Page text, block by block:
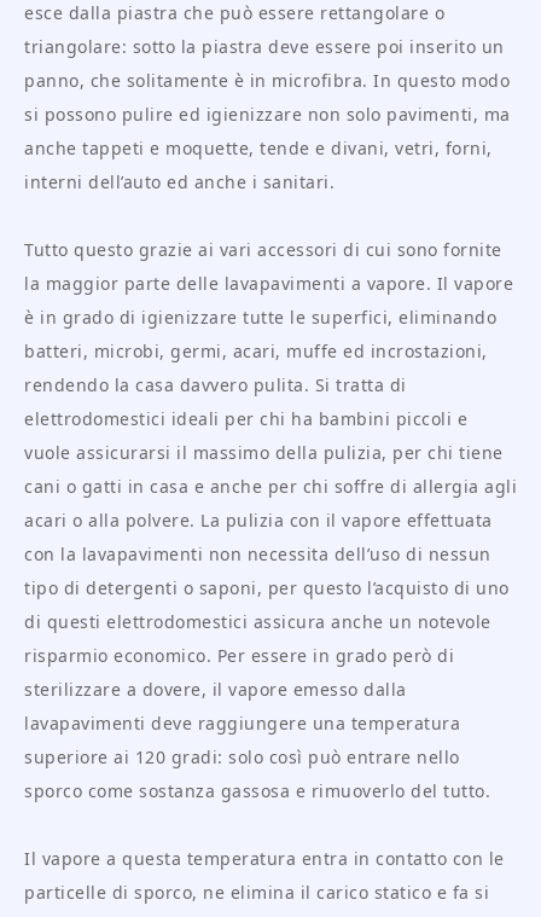
esce dalla piastra che può essere rettangolare o
triangolare: sotto la piastra deve essere poi inserito un
panno, che solitamente è in microfibra. In questo modo
si possono pulire ed igienizzare non solo pavimenti, ma
anche tappeti e moquette, tende e divani, vetri, forni,
interni dell’auto ed anche i sanitari.
Tutto questo grazie ai vari accessori di cui sono fornite
la maggior parte delle lavapavimenti a vapore. Il vapore
è in grado di igienizzare tutte le superfici, eliminando
batteri, microbi, germi, acari, muffe ed incrostazioni,
rendendo la casa davvero pulita. Si tratta di
elettrodomestici ideali per chi ha bambini piccoli e
vuole assicurarsi il massimo della pulizia, per chi tiene
cani o gatti in casa e anche per chi soffre di allergia agli
acari o alla polvere. La pulizia con il vapore effettuata
con la lavapavimenti non necessita dell’uso di nessun
tipo di detergenti o saponi, per questo l’acquisto di uno
di questi elettrodomestici assicura anche un notevole
risparmio economico. Per essere in grado però di
sterilizzare a dovere, il vapore emesso dalla
lavapavimenti deve raggiungere una temperatura
superiore ai 120 gradi: solo così può entrare nello
sporco come sostanza gassosa e rimuoverlo del tutto.
Il vapore a questa temperatura entra in contatto con le
particelle di sporco, ne elimina il carico statico e fa si